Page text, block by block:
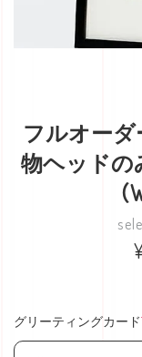
フルオーダ
物ヘッド
グリーティングカード